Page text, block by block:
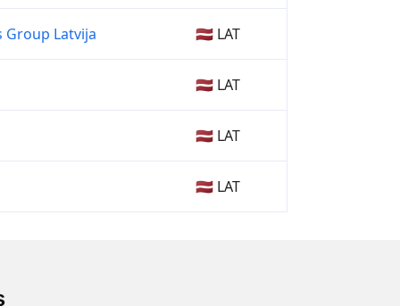
Group Latvija 🇱🇻 LAT
🇱🇻 LAT
🇱🇻 LAT
🇱🇻 LAT